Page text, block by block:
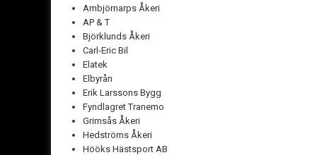
Ambjörnarps Åkeri
AP & T
Björklunds Åkeri
Carl-Eric Bil
Elatek
Elbyrån
Erik Larssons Bygg
Fyndlagret Tranemo
Grimsås Åkeri
Hedströms Åkeri
Hööks Hästsport AB